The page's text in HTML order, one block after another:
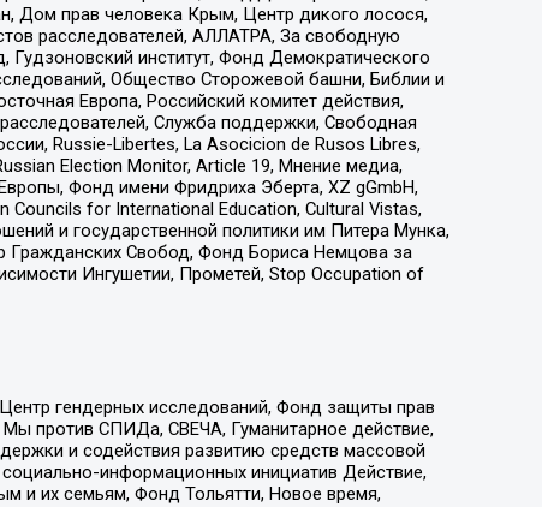
Дом прав человека Крым, Центр дикого лосося,
расследователей, АЛЛАТРА, За свободную
институт, Фонд Демократического
Общество Сторожевой башни, Библии и
Европа, Российский комитет действия,
Служба поддержки, Свободная
Russie-Libertes, La Asocicion de Rusos Libres,
Election Monitor, Article 19, Мнение медиа,
Фонд имени Фридриха Эберта, XZ gGmbH,
for International Education, Cultural Vistas,
и государственной политики им Питера Мунка,
Гражданских Свобод, Фонд Бориса Немцова за
Ингушетии, Прометей, Stop Occupation of
гендерных исследований, Фонд защиты прав
против СПИДа, СВЕЧА, Гуманитарное действие,
и содействия развитию средств массовой
информационных инициатив Действие,
и их семьям, Фонд Тольятти, Новое время,